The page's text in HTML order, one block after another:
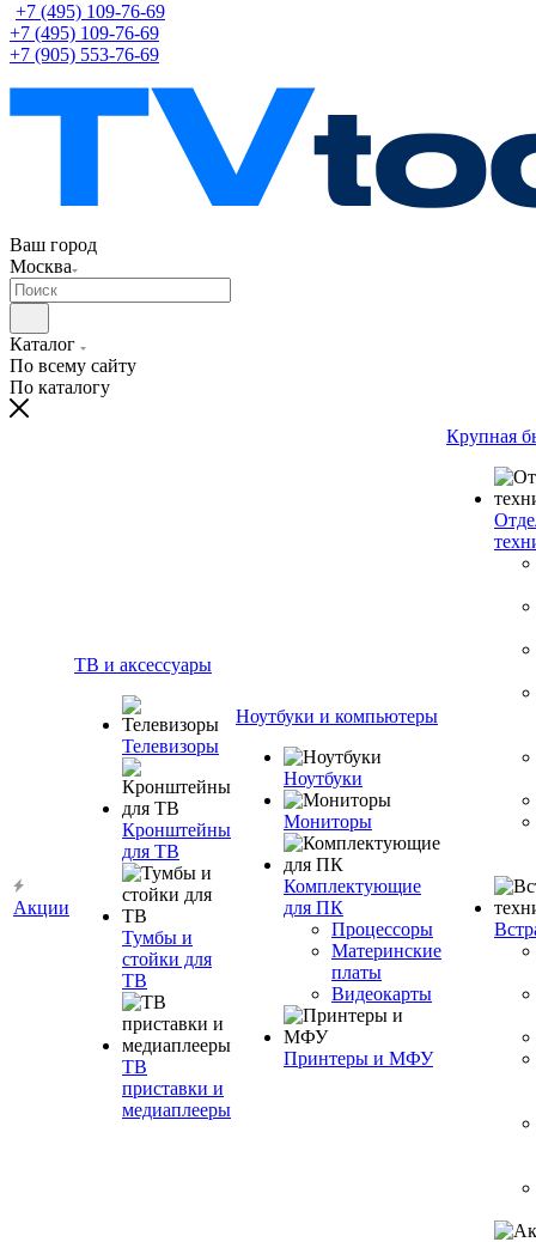
+7 (495) 109-76-69
+7 (495) 109-76-69
+7 (905) 553-76-69
Ваш город
Москва
Каталог
По всему сайту
По каталогу
Акции
ТВ и аксессуары
Телевизоры
Кронштейны
для ТВ
Тумбы и
стойки для
ТВ
ТВ
приставки и
медиаплееры
Ноутбуки и компьютеры
Ноутбуки
Мониторы
Комплектующие
для ПК
Процессоры
Материнские
платы
Видеокарты
Принтеры и МФУ
Крупная